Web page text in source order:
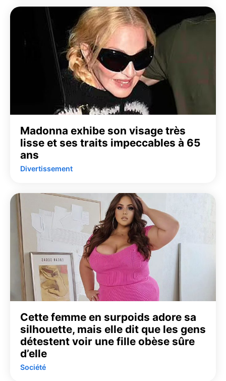
Madonna exhibe son visage très
lisse et ses traits impeccables à 65
ans
Divertissement
Cette femme en surpoids adore sa
silhouette, mais elle dit que les gens
détestent voir une fille obèse sûre
d’elle
Société